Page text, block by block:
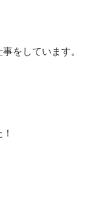
をしています。